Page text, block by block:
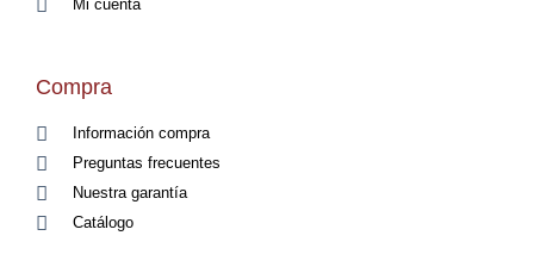
Mi cuenta
Compra
Información compra
Preguntas frecuentes
Nuestra garantía
Catálogo